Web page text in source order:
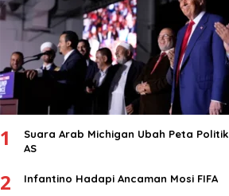
1
Suara Arab Michigan Ubah Peta Politik
AS
2 Infantino Hadapi Ancaman Mosi FIFA